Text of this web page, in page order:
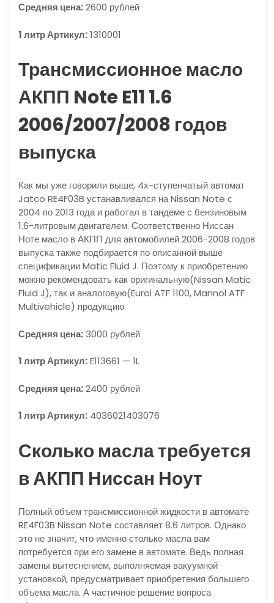
Средняя цена:2600 рублей
1 литр Артикул:1310001
Трансмиссионное масло
АКПП Note E11 1.6
2006/2007/2008 годов
выпуска
Как мы уже говорили выше, 4х-ступенчатый автомат
Jatco RE4F03B устанавливался на Nissan Note с
2004 по 2013 года и работал в тандеме с бензиновым
1.6-литровым двигателем. Соответственно Ниссан
Ноте масло в АКПП для автомобилей 2006-2008 годов
выпуска также подбирается по описанной выше
спецификации Matic Fluid J. Поэтому к приобретению
можно рекомендовать как оригинальную(Nissan Matic
Fluid J), так и аналоговую(Eurol ATF 1100, Mannol ATF
Multivehicle) продукцию.
Средняя цена:3000 рублей
1 литр Артикул:E113661 — 1L
Средняя цена:2400 рублей
1 литр Артикул: 4036021403076
Сколько масла требуется
в АКПП Ниссан Ноут
Полный объем трансмиссионной жидкости в автомате
RE4F03B Nissan Note составляет 8.6 литров. Однако
это не значит, что именно столько масла вам
потребуется при его замене в автомате. Ведь полная
замены вытеснением, выполняемая вакуумной
установкой, предусматривает приобретения большего
объема масла. А частичное решение вопроса